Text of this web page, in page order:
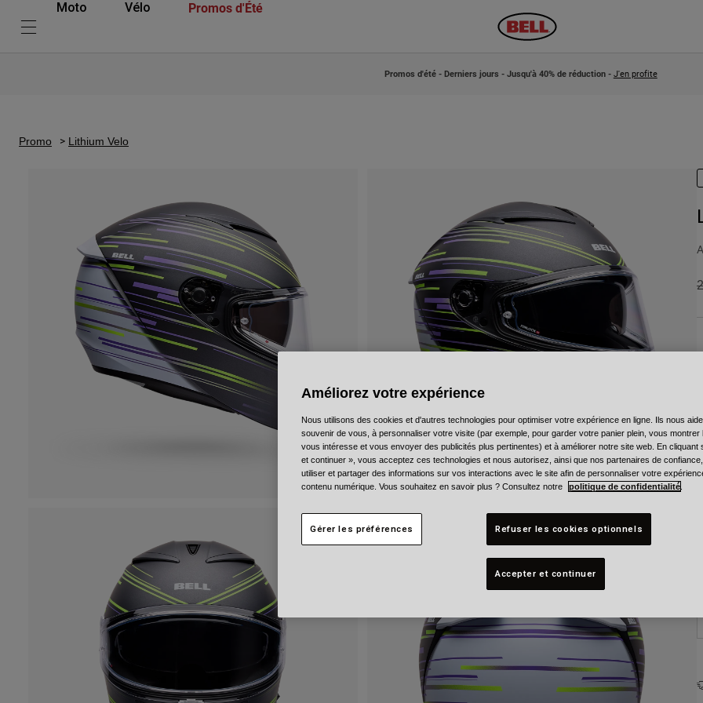
Moto Vélo Promos d'Été
Promos d'été - Derniers jours - Jusqu'à 40% de réduction - J'en profite
Promo Lithium Velo
Améliorez votre expérience
Nous utilisons des cookies et d'autres technologies pour optimiser votre expérience en ligne. Ils nous
souvenir de vous, à personnaliser votre visite (par exemple, pour garder votre panier plein, vous montrer
vous intéresse et vous envoyer des publicités plus pertinentes) et à améliorer notre site web. En cliquant
et continuer », vous acceptez ces technologies et nous autorisez, ainsi que nos partenaires de confiance,
utiliser et partager des informations sur vos interactions avec le site afin de personnaliser votre
contenu numérique. Vous souhaitez en savoir plus ? Consultez notre
politique de confidentialité
Gérer les préférences Refuser les cookies optionnels
Accepter et continuer